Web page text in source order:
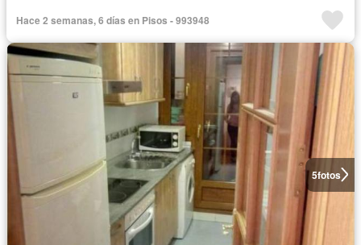
Hace 2 semanas, 6 días en Pisos - 993948
5fotos